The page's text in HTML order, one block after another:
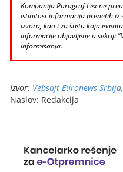
Kompanija Paragraf Lex ne
istinitost informacija prenetih iz
izvora, kao i za štetu koja
informacije objavljene u sekciji
informisanja.
Izvor: Vebsajt Euronews
Naslov: Redakcija